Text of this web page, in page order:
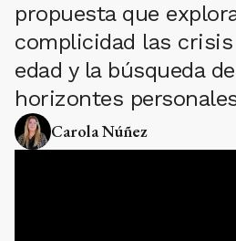
propuesta que
complicidad las
edad y la búsqueda
horizontes
Carola Núñez